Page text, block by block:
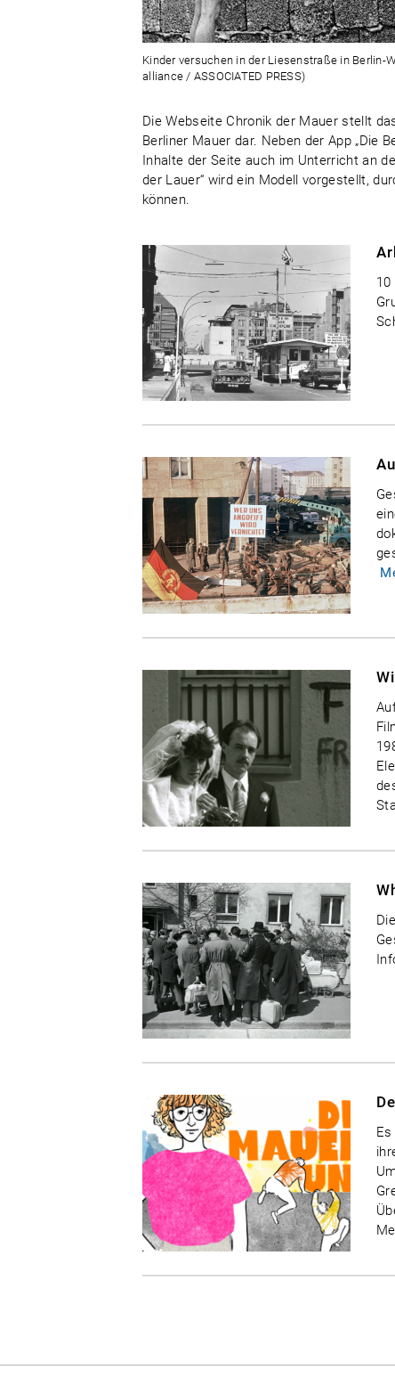
Kinder versuchen in der Liesenstraße in Berlin-
alliance / ASSOCIATED PRESS)
Die Webseite Chronik der Mauer stellt
Berliner Mauer dar. Neben der App „Die
Inhalte der Seite auch im Unterricht an
der Lauer“ wird ein Modell vorgestellt,
können.